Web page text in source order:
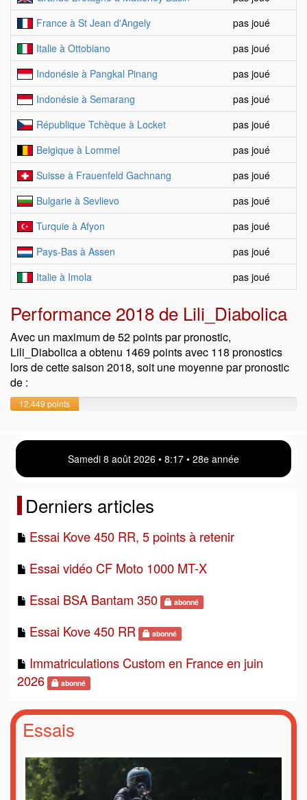
France à St Jean d'Angely
pas joué
Italie à Ottobiano
pas joué
Indonésie à Pangkal Pinang
pas joué
Indonésie à Semarang
pas joué
République Tchèque à Locket
pas joué
Belgique à Lommel
pas joué
Suisse à Frauenfeld Gachnang
pas joué
Bulgarie à Sevlievo
pas joué
Turquie à Afyon
pas joué
Pays-Bas à Assen
pas joué
Italie à Imola
pas joué
Performance 2018 de Lili_Diabolica
Avec un maximum de 52 points par pronostic,
Lili_Diabolica a obtenu 1469 points avec 118 pronostics
lors de cette saison 2018, soit une moyenne par pronostic
de :
12.449 points
Samedi 8 août 2026 • 8 17 • 28e année
Derniers articles
Essai Kove 450 RR, 5 points à retenir
Essai vidéo CF Moto 1000 MT-X
Essai BSA Bantam 350
abonné
Essai Kove 450 RR abonné
Immatriculations Custom en France en juin
2026
abonné
Essais